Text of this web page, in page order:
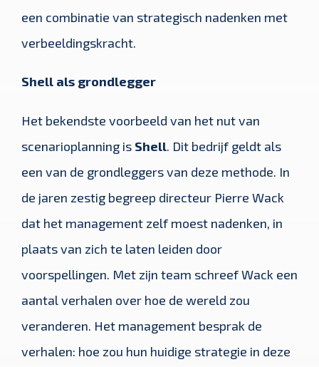
een combinatie van strategisch nadenken met
verbeeldingskracht.
Shell als grondlegger
Het bekendste voorbeeld van het nut van
scenarioplanning is Shell. Dit bedrijf geldt als
een van de grondleggers van deze methode. In
de jaren zestig begreep directeur Pierre Wack
dat het management zelf moest nadenken, in
plaats van zich te laten leiden door
voorspellingen. Met zijn team schreef Wack een
aantal verhalen over hoe de wereld zou
veranderen. Het management besprak de
verhalen: hoe zou hun huidige strategie in deze